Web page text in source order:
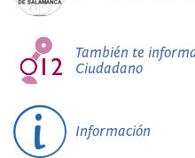
También te
Ciudadano
Información